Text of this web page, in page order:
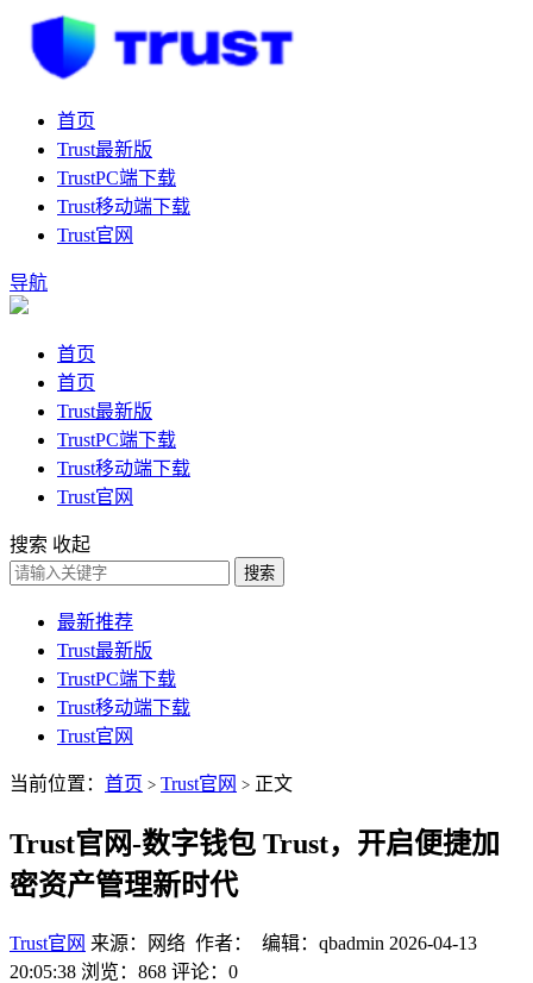
首页
Trust最新版
TrustPC端下载
Trust移动端下载
Trust官网
导航
首页
首页
Trust最新版
TrustPC端下载
Trust移动端下载
Trust官网
搜索 收起
搜索
最新推荐
Trust最新版
TrustPC端下载
Trust移动端下载
Trust官网
当前位置： 首页 > Trust官网 > 正文
Trust官网-数字钱包 Trust，开启便捷加
密资产管理新时代
Trust官网 来源：网络 作者： 编辑：qbadmin 2026-04-13
20:05:38 浏览：868 评论：0